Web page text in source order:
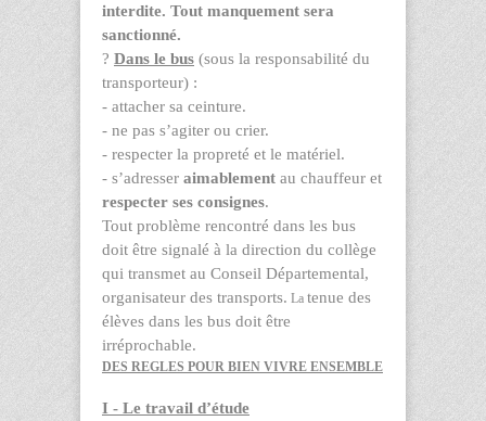
interdite. Tout manquement sera
sanctionné.
? Dans le bus (sous la responsabilité du
transporteur) :
- attacher sa ceinture.
- ne pas s’agiter ou crier.
- respecter la propreté et le matériel.
- s’adresser aimablement au chauffeur et
respecter ses consignes.
Tout problème rencontré dans les bus
doit être signalé à la direction du collège
qui transmet au Conseil Départemental,
organisateur des transports. La tenue des
élèves dans les bus doit être
irréprochable.
DES REGLES POUR BIEN VIVRE ENSEMBLE
I - Le travail d’étude